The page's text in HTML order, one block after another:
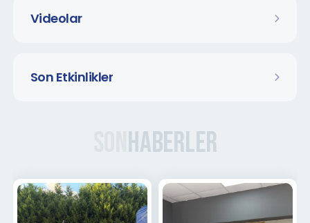
Videolar
Son Etkinlikler
Haberler